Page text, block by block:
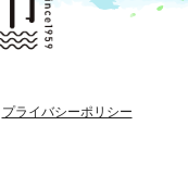
プライバシーポリシー